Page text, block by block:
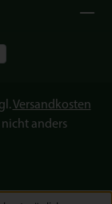
Versandkosten
anders